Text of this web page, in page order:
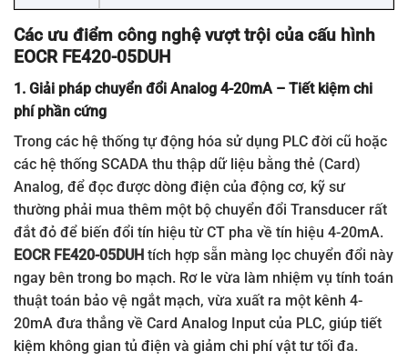
Các ưu điểm công nghệ vượt trội của cấu hình
EOCR FE420-05DUH
1. Giải pháp chuyển đổi Analog 4-20mA – Tiết kiệm chi
phí phần cứng
Trong các hệ thống tự động hóa sử dụng PLC đời cũ hoặc
các hệ thống SCADA thu thập dữ liệu bằng thẻ (Card)
Analog, để đọc được dòng điện của động cơ, kỹ sư
thường phải mua thêm một bộ chuyển đổi Transducer rất
đắt đỏ để biến đổi tín hiệu từ CT pha về tín hiệu 4-20mA.
EOCR FE420-05DUH tích hợp sẵn màng lọc chuyển đổi này
ngay bên trong bo mạch. Rơ le vừa làm nhiệm vụ tính toán
thuật toán bảo vệ ngắt mạch, vừa xuất ra một kênh 4-
20mA đưa thẳng về Card Analog Input của PLC, giúp tiết
kiệm không gian tủ điện và giảm chi phí vật tư tối đa.